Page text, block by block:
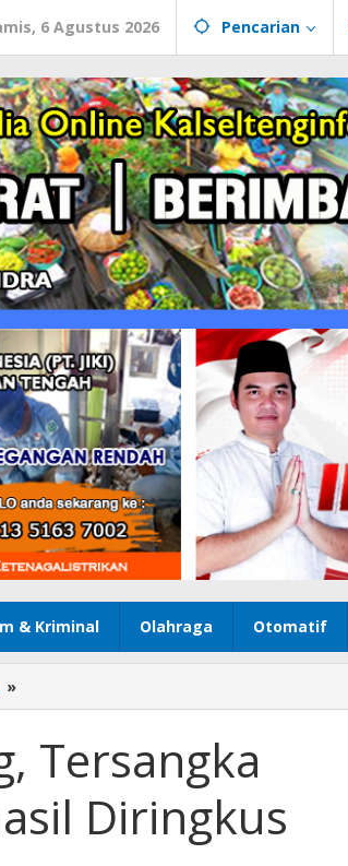
6 Agustus 2026 Pencarian
& Kriminal Olahraga Otomatif
»
Bulan
Tersangka
Penganiayaan
Berhasil
Diringkus
Tersangka
Diringkus